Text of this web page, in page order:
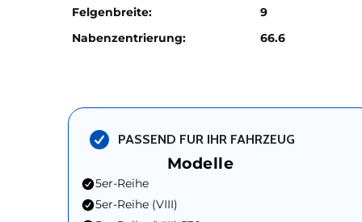
Felgenbreite:
9
Nabenzentrierung:
66.6
PASSEND FUR IHR FAHRZEUG
Modelle
5er-Reihe
5er-Reihe (VIII)